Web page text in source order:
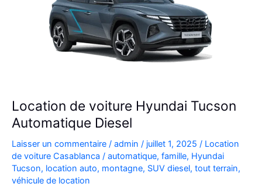
Location de voiture Hyundai Tucson
Automatique Diesel
Laisser un commentaire / admin / juillet 1, 2025 / Location
de voiture Casablanca / automatique, famille, Hyundai
Tucson, location auto, montagne, SUV diesel, tout terrain,
véhicule de location